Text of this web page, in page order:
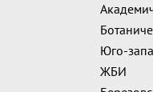
Юго-
ЖБИ